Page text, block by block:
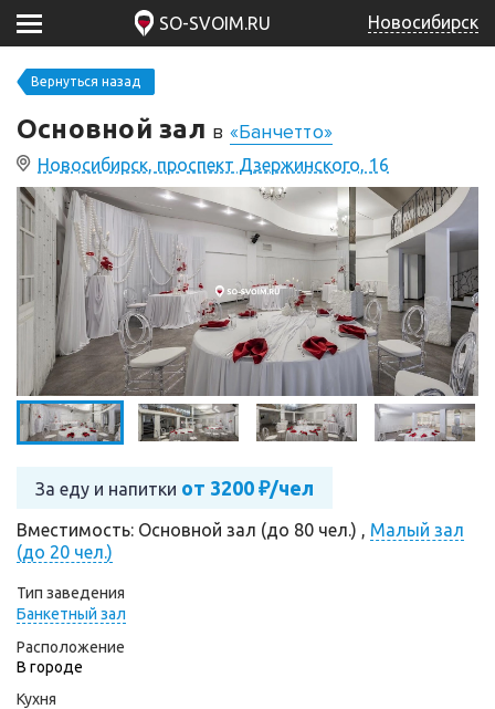
SO-SVOIM.RU Новосибирск
Вернуться назад
Основной зал в «Банчетто»
Новосибирск, проспект Дзержинского, 16
За еду и напитки от 3200 ₽/чел
Вместимость: Основной зал (до 80 чел.) , Малый зал
(до 20 чел.)
Тип заведения
Банкетный зал
Расположение
В городе
Кухня